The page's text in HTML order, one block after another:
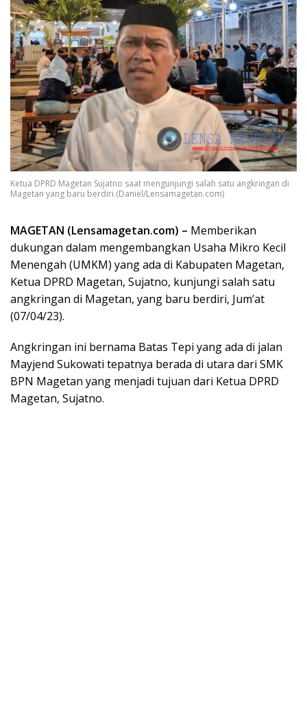
Ketua DPRD Magetan Sujatno saat mengunjungi salah satu angkringan di
Magetan yang baru berdiri.(Daniel/Lensamagetan.com)
MAGETAN (Lensamagetan.com) – Memberikan
dukungan dalam mengembangkan Usaha Mikro Kecil
Menengah (UMKM) yang ada di Kabupaten Magetan,
Ketua DPRD Magetan, Sujatno, kunjungi salah satu
angkringan di Magetan, yang baru berdiri, Jum’at
(07/04/23).
Angkringan ini bernama Batas Tepi yang ada di jalan
Mayjend Sukowati tepatnya berada di utara dari SMK
BPN Magetan yang menjadi tujuan dari Ketua DPRD
Magetan, Sujatno.